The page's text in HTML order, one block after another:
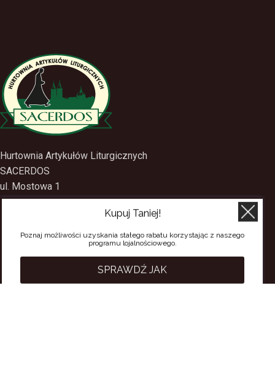
Hurtownia Artykułów Liturgicznych
SACERDOS
ul. Mostowa 1
09-402 Płock
tel.kom.501-384-314
PRZYDATNE LINKI
Polityka Prywatności
Poznaj możliwości uzyskania stałego rabatu korzystając z naszego
programu lojalnościowego.
SPRAWDŹ JAK